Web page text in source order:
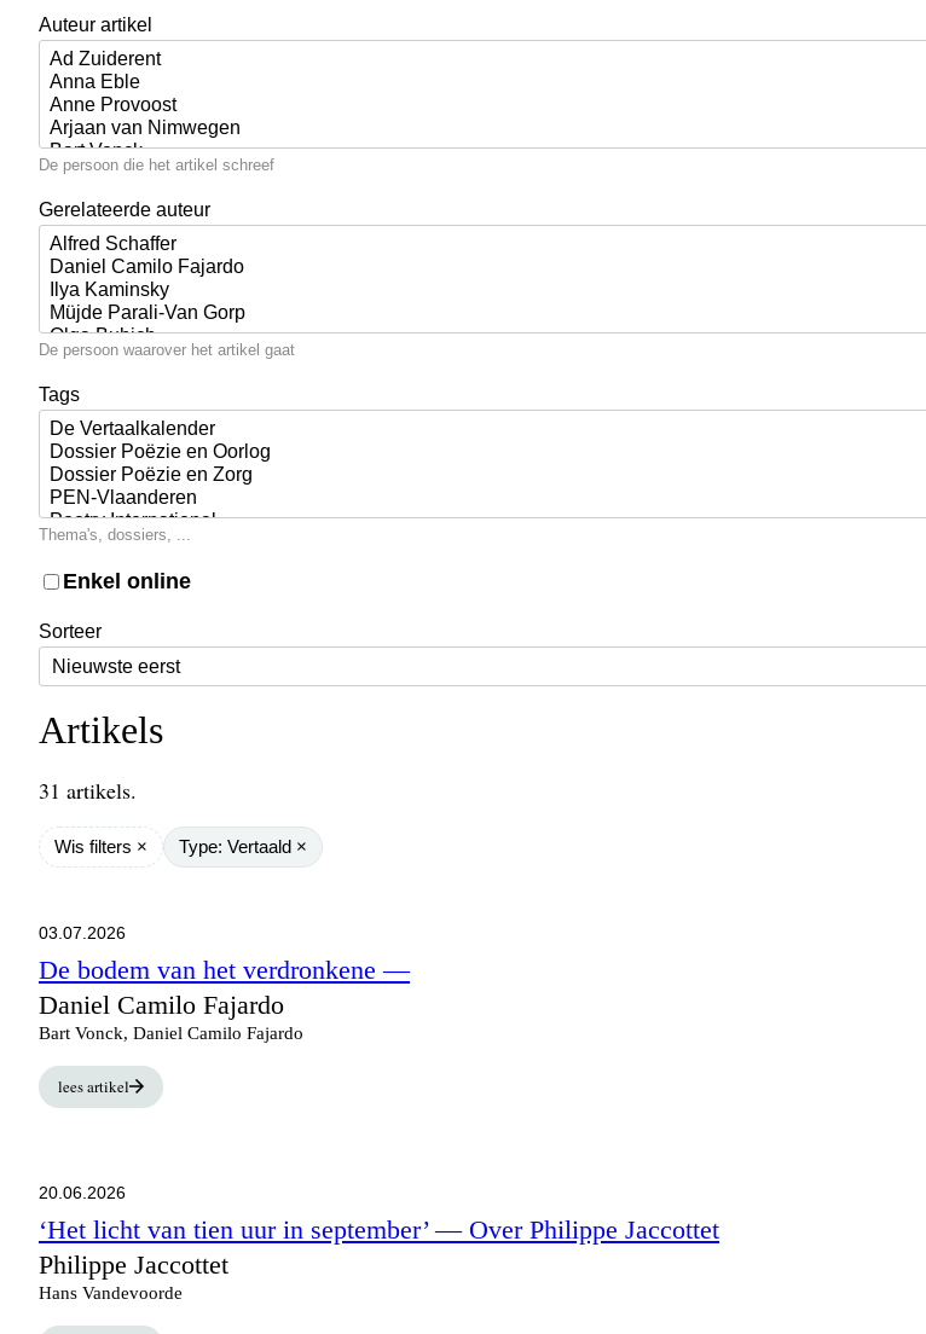
Auteur artikel
De persoon die het artikel schreef
Gerelateerde auteur
De persoon waarover het artikel gaat
Tags
Thema's, dossiers, ...
Enkel online
Sorteer
Artikels
31 artikels.
Wis filters × Type: Vertaald ×
03.07.2026
De bodem van het verdronkene—
Daniel Camilo Fajardo
Bart Vonck, Daniel Camilo Fajardo
lees artikel
20.06.2026
‘Het licht van tien uur in september’— Over Philippe Jaccottet
Philippe Jaccottet
Hans Vandevoorde